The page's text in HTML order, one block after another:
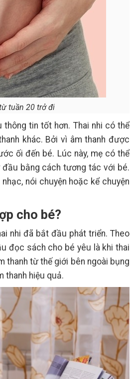
tuần 20 trở đi
tin tốt hơn. Thai nhi có thể
khác. Bởi vì âm thanh được
ối đến bé. Lúc này, mẹ có thể
bằng cách tương tác với bé.
nói chuyện hoặc kể chuyện
cho bé?
nhi đã bắt đầu phát triển. Theo
đọc sách cho bé yêu là khi thai
thanh từ thế giới bên ngoài bụng
thanh hiệu quả.